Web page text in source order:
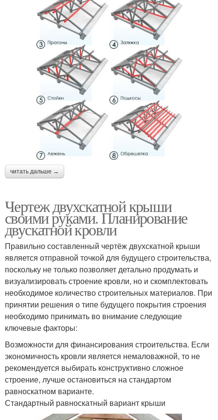
читать дальше →
Чертеж двухскатной крыши
своими руками. Планирование
двускатной кровли
Правильно составленный чертёж двухскатной крыши
является отправной точкой для будущего строительства,
поскольку не только позволяет детально продумать и
визуализировать строение кровли, но и скомплектовать
необходимое количество строительных материалов. При
принятии решения о типе будущего покрытия строения
необходимо принимать во внимание следующие
ключевые факторы:
Возможности для финансирования строительства. Если
экономичность кровли является немаловажной, то не
рекомендуется выбирать конструктивно сложное
строение, лучше остановиться на стандартом
равноскатном варианте.
Стандартный равноскатный вариант крыши